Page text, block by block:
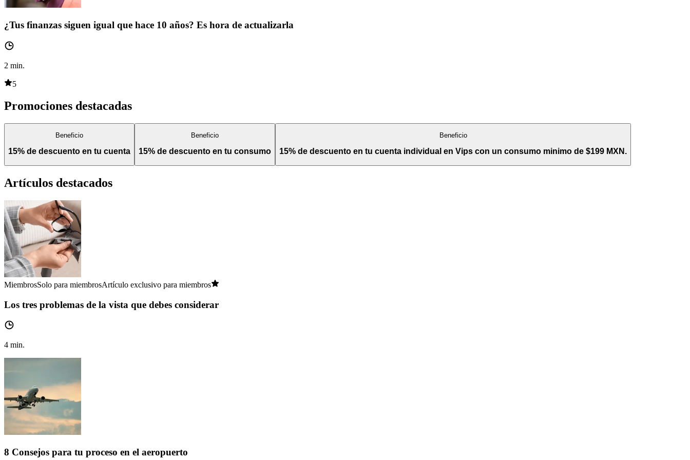
¿Tus finanzas siguen igual que hace 10 años? Es hora de actualizarla
2 min.
5
Promociones destacadas
Beneficio
15% de descuento en tu cuenta
Beneficio
15% de descuento en tu consumo
Beneficio
15% de descuento en tu cuenta individual en Vips con un consumo minimo de $199 MXN.
Artículos destacados
MiembrosSolo para miembrosArtículo exclusivo para miembros
Los tres problemas de la vista que debes considerar
4 min.
8 Consejos para tu proceso en el aeropuerto